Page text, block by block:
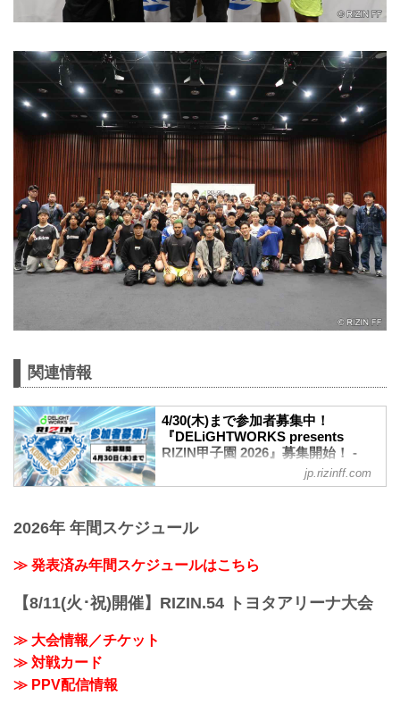
関連情報
4/30(木)まで参加者募集中！
『DELiGHTWORKS presents
RIZIN甲子園 2026』募集開始！ -
RIZIN FIGHTING FEDERATION オ
フィシャルサイト
同事業、未来のスター選手発掘を目的と
がスタート！
今回の募集は男子バンタム級のみ、予選
トーナメントを勝ち抜いた2名の決勝戦
は、今年も大晦日大会で実施する予定
jp.rizinff.com
2026年 年間スケジュール
≫ 発表済み年間スケジュールはこちら
【8/11(火･祝)開催】RIZIN.54 トヨタアリーナ大会
≫ 大会情報／チケット
≫ 対戦カード
≫ PPV配信情報